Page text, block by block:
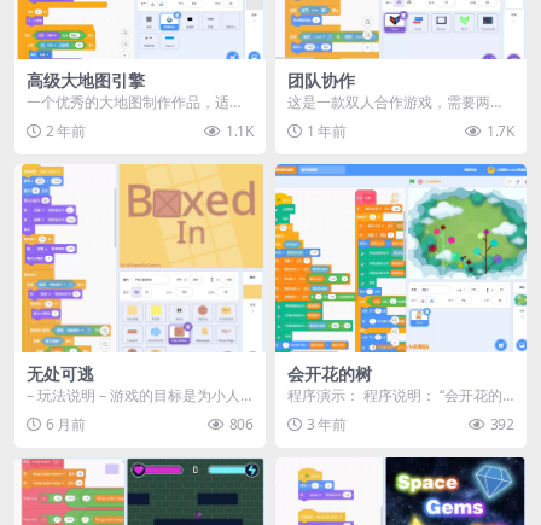
高级大地图引擎
一个优秀的大地图制作作品，适合s
cratch高级玩家研究学习。 操作：
按awsd...
2 年前 1.1K
团队协作
这是一款双人合作游戏，需要两名
玩家一起配合完成挑战！ 🎮 操作
说明 玩家 1： ...
1 年前 1.7K
无处可逃
– 玩法说明 – 游戏的目标是为小人
打开一条通往金色箱子...
6 月前 806
会开花的树
程序演示： 程序说明： “会开花的
树”是一个基于Scratch编程平台的
画图程序...
3 年前 392